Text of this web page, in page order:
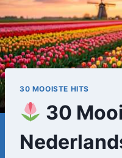
30 MOOISTE HITS
30